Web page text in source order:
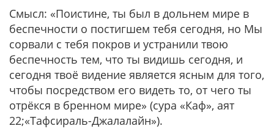
Смысл: «Поистине, ты был в дольнем мире в
беспечности о постигшем тебя сегодня, но Мы
сорвали с тебя покров и устранили твою
беспечность тем, что ты видишь сегодня, и
сегодня твоё видение является ясным для того,
чтобы посредством его видеть то, от чего ты
отрёкся в бренном мире» (сура «Каф», аят
22;«Тафсираль-Джалалайн»).